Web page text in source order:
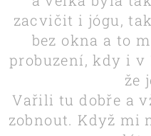
zacvičit i jógu,
bez okna a to
probuzení, kdy i v
že
Vařili tu dobře a
zobnout. Když mi